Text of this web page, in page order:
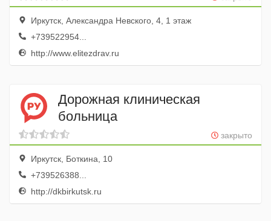
Иркутск, Александра Невского, 4, 1 этаж
+739522954...
http://www.elitezdrav.ru
Дорожная клиническая
больница
закрыто
Иркутск, Боткина, 10
+739526388...
http://dkbirkutsk.ru